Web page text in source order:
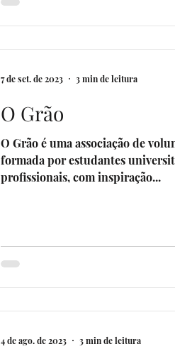
O Grão
O Grão é uma associação de
formada por estudantes
profissionais, com inspiração...
7 de set. de 2023 3 min de leitura
4 de ago. de 2023 3 min de leitura